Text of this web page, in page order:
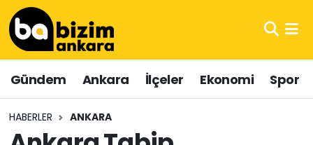
Gündem Ankara İlçeler Ekonomi Spor
HABERLER ANKARA
Hava Durumu
Trafik Durumu
Süper Lig Puan Durumu ve Fikstür